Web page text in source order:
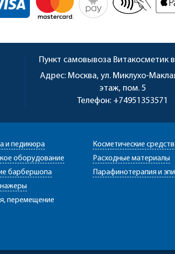
Пункт самовывоза Витакосметик
Адрес: Москва, ул. Миклухо-
этаж, пом. 5
Телефон: +74951353571
и педикюра
оборудование
барбершопа
перемещение
Косметические
Расходные материалы
Парафинотерапия и